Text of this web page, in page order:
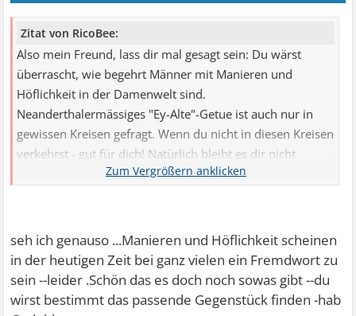
Zitat von RicoBee:
Also mein Freund, lass dir mal gesagt sein: Du wärst
überrascht, wie begehrt Männer mit Manieren und
Höflichkeit in der Damenwelt sind.
Neanderthalermässiges "Ey-Alte"-Getue ist auch nur in
gewissen Kreisen gefragt. Wenn du nicht in diesen Kreisen
verkehrst - gut für dich! Natürlich bleibt es dir nicht
erspart, ab und an auf die Piste zu gehen - aber vielleicht
Und zu Levent: Beziehung heisst immer Abhängigkeit,
und zwar gegenseitiger Art. Wenn dem nicht so wäre,
bräuchtest du keine Beziehung.
seh ich genauso ...Manieren und Höflichkeit scheinen
in der heutigen Zeit bei ganz vielen ein Fremdwort zu
sein --leider .Schön das es doch noch sowas gibt --du
wirst bestimmt das passende Gegenstück finden -hab